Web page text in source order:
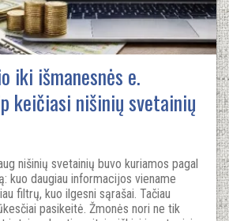
iki išmanesnės e.
keičiasi nišinių svetainių
nišinių svetainių buvo kuriamos pagal
kuo daugiau informacijos viename
filtrų, kuo ilgesni sąrašai. Tačiau
pasikeitė. Žmonės nori ne tik